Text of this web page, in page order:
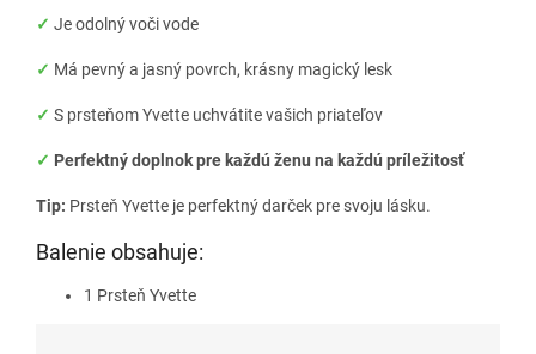
✓ Je odolný voči vode
✓ Má pevný a jasný povrch, krásny magický lesk
✓ S prsteňom Yvette uchvátite vašich priateľov
✓ Perfektný doplnok pre každú ženu na každú príležitosť
Tip: Prsteň Yvette je perfektný darček pre svoju lásku.
Balenie obsahuje:
1 Prsteň Yvette